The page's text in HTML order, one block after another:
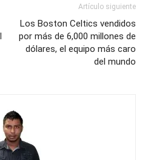
Artículo siguiente
Los Boston Celtics vendidos
por más de 6,000 millones de
dólares, el equipo más caro
del mundo